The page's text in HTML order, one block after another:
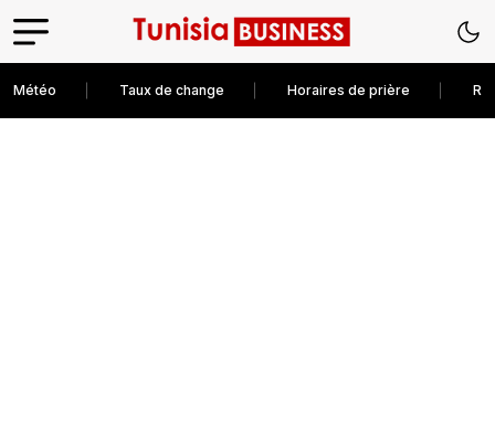
Météo Taux de change Horaires de prière